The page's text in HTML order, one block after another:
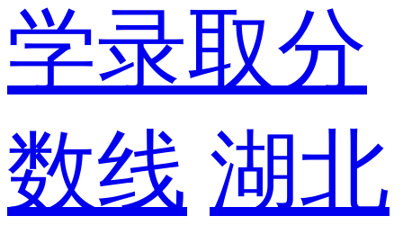
学录取分
数线 湖北